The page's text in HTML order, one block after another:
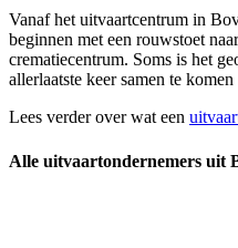
Vanaf het uitvaartcentrum in
beginnen met een rouwstoet
crematiecentrum. Soms is het
allerlaatste keer samen te
Lees verder over wat een
Alle uitvaartondernemers uit